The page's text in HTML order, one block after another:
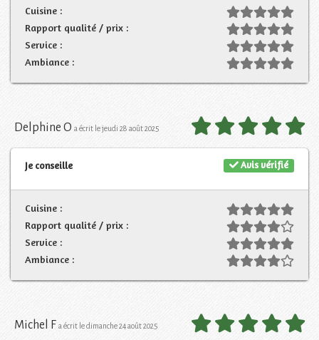
Cuisine :
Rapport qualité / prix :
Service :
Ambiance :
Delphine O a écrit le jeudi 28 août 2025
Avis vérifié
Je conseille
Cuisine :
Rapport qualité / prix :
Service :
Ambiance :
Michel F a écrit le dimanche 24 août 2025